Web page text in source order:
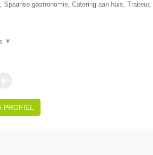
Spaanse gastronomie, Catering aan huis, Traiteur,
▼
PROFIEL